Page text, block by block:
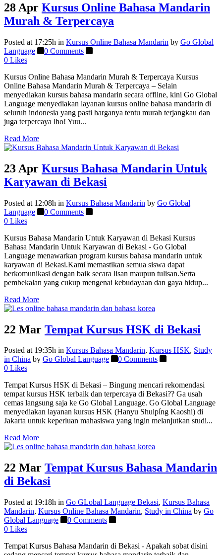
28 Apr Kursus Online Bahasa Mandarin
Murah & Terpercaya
Posted at 17:25h in Kursus Online Bahasa Mandarin by Go Global
Language
0 Comments
0 Likes
Kursus Online Bahasa Mandarin Murah & Terpercaya Kursus
Online Bahasa Mandarin Murah & Terpercaya – Selain
menyediakan kursus bahasa mandarin secara offline, kini Go Global
Language menyediakan layanan kursus online bahasa mandarin di
seluruh indonesia yang pasti harganya tentu murah terjangkau dan
juga terpercaya lho! Yuu...
Read More
23 Apr Kursus Bahasa Mandarin Untuk
Karyawan di Bekasi
Posted at 12:08h in Kursus Bahasa Mandarin by Go Global
Language
0 Comments
0 Likes
Kursus Bahasa Mandarin Untuk Karyawan di Bekasi Kursus
Bahasa Mandarin Untuk Karyawan di Bekasi - Go Global
Language menawarkan program kursus bahasa mandarin untuk
karyawan di Bekasi.Kami memastikan semua siswa dapat
berkomunikasi dengan baik secara lisan maupun tulisan.Serta
pembekalan yang cukup mengenai kebudayaan dan gaya hidup...
Read More
22 Mar Tempat Kursus HSK di Bekasi
Posted at 19:35h in Kursus Bahasa Mandarin, Kursus HSK, Study
in China by Go Global Language
0 Comments
0 Likes
Tempat Kursus HSK di Bekasi – Bingung mencari rekomendasi
tempat kursus HSK terbaik dan terpercaya di Bekasi?? Ga usah
cemas langsung saja ke Go Global Language. Go Global Language
menyediakan layanan kursus HSK (Hanyu Shuipíng Kaoshi) di
Jakarta untuk keperluan mahasiswa yang ingin melanjutkan studi...
Read More
22 Mar Tempat Kursus Bahasa Mandarin
di Bekasi
Posted at 19:18h in Go GLobal Language Bekasi, Kursus Bahasa
Mandarin, Kursus Online Bahasa Mandarin, Study in China by Go
Global Language
0 Comments
0 Likes
Tempat Kursus Bahasa Mandarin di Bekasi - Apakah sobat disini